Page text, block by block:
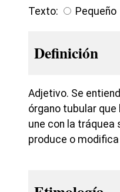
Texto: Pequeño
Definición
Adjetivo. Se
órgano tubular
une con la tráquea
produce o